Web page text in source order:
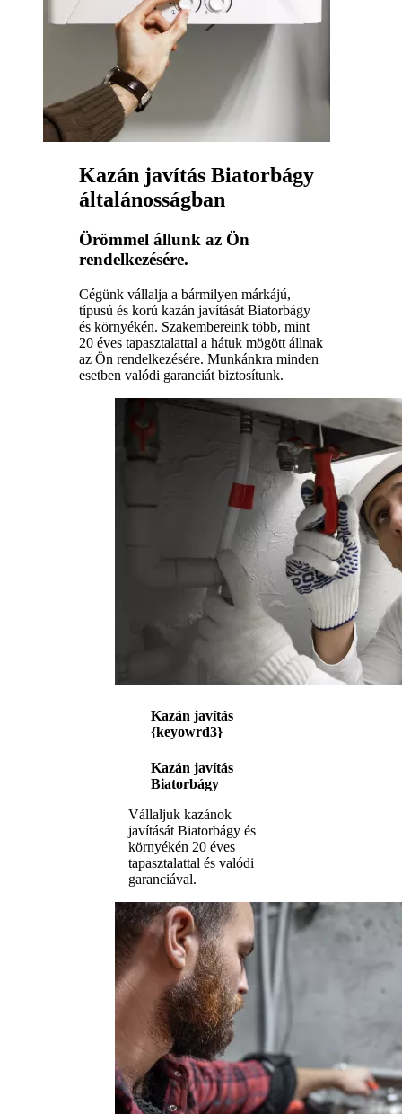
Kazán javítás Biatorbágy
általánosságban
Örömmel állunk az Ön
rendelkezésére.
Cégünk vállalja a bármilyen márkájú,
típusú és korú kazán javítását Biatorbágy
és környékén. Szakembereink több, mint
20 éves tapasztalattal a hátuk mögött állnak
az Ön rendelkezésére. Munkánkra minden
esetben valódi garanciát biztosítunk.
Kazán javítás
{keyowrd3}
Kazán javítás
Biatorbágy
Vállaljuk kazánok
javítását Biatorbágy és
környékén 20 éves
tapasztalattal és valódi
garanciával.